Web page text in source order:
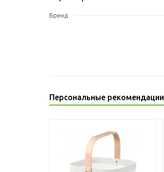
Бренд
Персональные рекомендации